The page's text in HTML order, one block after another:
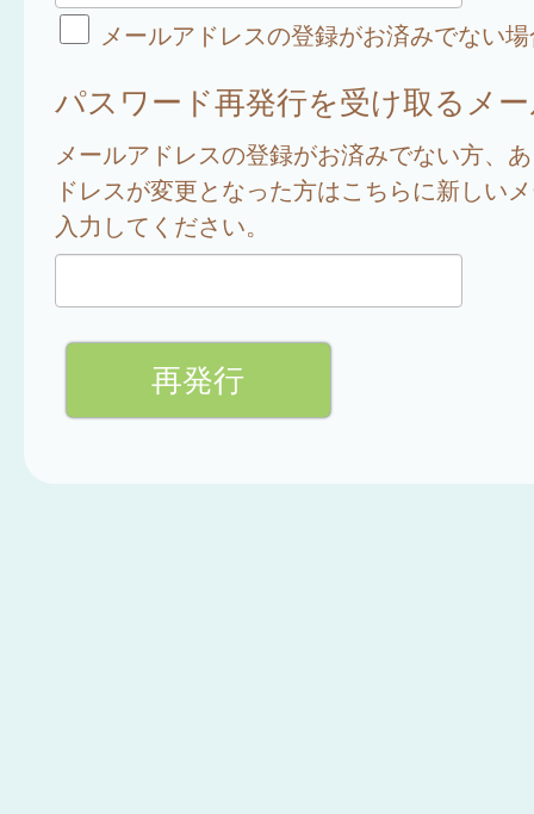
メールアドレスの登録がお済みでない
パスワード再発行を受け取るメ
メールアドレスの登録がお済みでない方、
ドレスが変更となった方はこちらに新しい
入力してください。